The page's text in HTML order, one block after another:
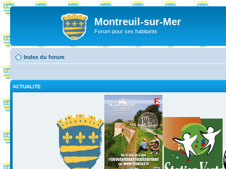
Montreuil-sur-Mer
Forum pour ses habitants
Index du forum
ACTUALITE